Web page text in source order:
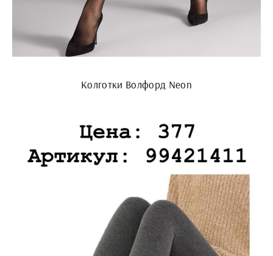
Колготки Волфорд Neon